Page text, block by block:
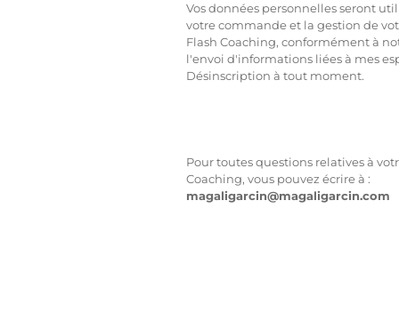
Vos données personnelles seront
votre commande et la gestion de
Flash Coaching, conformément à
l'envoi d'informations liées à mes
Désinscription à tout moment.
Pour toutes questions relatives à
Coaching, vous pouvez écrire à :
magaligarcin@magaligarcin.com